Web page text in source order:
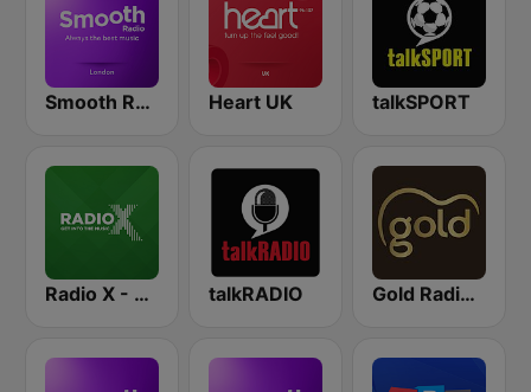
Smooth Radio London Heart UK talkSPORT
Radio X - London talkRADIO Gold Radio UK